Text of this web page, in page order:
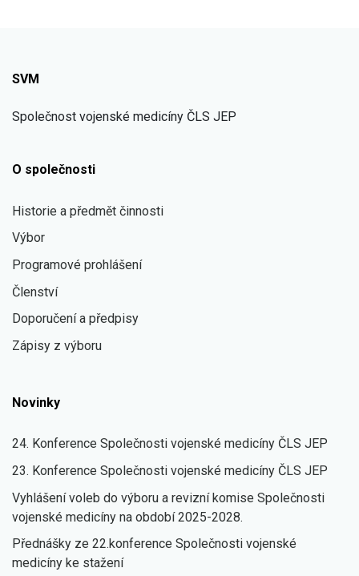
SVM
Společnost vojenské medicíny ČLS JEP
O společnosti
Historie a předmět činnosti
Výbor
Programové prohlášení
Členství
Doporučení a předpisy
Zápisy z výboru
Novinky
24. Konference Společnosti vojenské medicíny ČLS JEP
23. Konference Společnosti vojenské medicíny ČLS JEP
Vyhlášení voleb do výboru a revizní komise Společnosti
vojenské medicíny na období 2025-2028.
Přednášky ze 22.konference Společnosti vojenské
medicíny ke stažení